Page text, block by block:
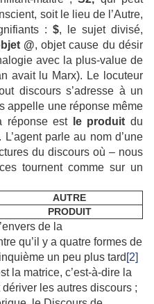
soit le lieu de l’Autre,
: $, le sujet divisé,
@, objet cause du désir
avec la plus-value de
avait lu Marx). Le locuteur
discours s’adresse à un
appelle une réponse même
réponse est
le produitdu
parle au nom d’une
du discours où – nous
tournent comme sur un
AUTRE
PRODUIT
de la
qu’il y a quatre formes de
un peu plus tard [2]
la matrice, c’est-à-dire la
les autres discours ;